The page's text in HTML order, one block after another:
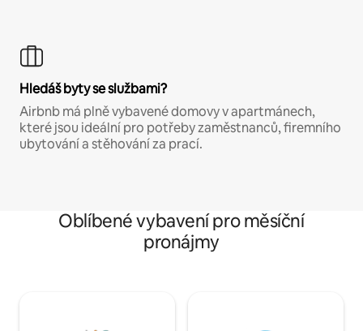
Hledáš byty se službami?
Airbnb má plně vybavené domovy v apartmánech,
které jsou ideální pro potřeby zaměstnanců, firemního
ubytování a stěhování za prací.
Oblíbené vybavení pro měsíční
pronájmy